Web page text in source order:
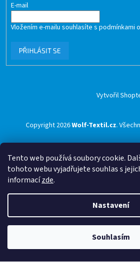
Tento web používá soubory cookie.
tohoto webu vyjadřujete souhlas s
informacízde.
Nastavení
Souhlasím
E-mail
Vložením e-mailu souhlasíte s podmínkami
PŘIHLÁSIT SE
Vytvořil
Copyright 2026Wolf-Textil.cz.